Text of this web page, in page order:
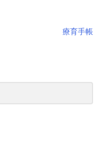
療育手帳